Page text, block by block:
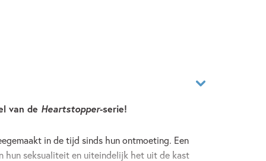
van de Heartstopper-serie!
in de tijd sinds hun ontmoeting. Een
hun seksualiteit en uiteindelijk het uit de kast